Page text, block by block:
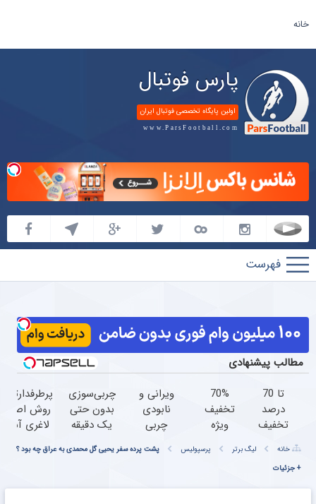
خانه
پارس فوتبال
اولین پایگاه تخصصی فوتبال ایران
www.ParsFootball.com
پارس
فوتبال
مطالب پیشنهادی
تا 70
درصد
تخفیف
جین
وست +
خرید در 4
70%
تخفیف
ویژه
وست
خرید
ویرانی و
نابودی
چربی
شکم و
این
چربی‌سوزی
بدون حتی
یک دقیقه
ورزش!
روش
لاغری آسان
خانه لیگ برتر پرسپولیس
پشت پرده سفر یحیی گل محمدی به عراق چه بود ؟
+ جزئیات